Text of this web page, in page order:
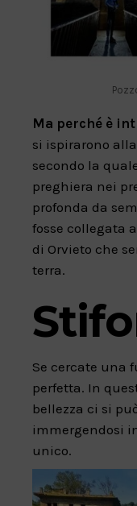
Ma perché è
si ispirarono
secondo la
preghiera nei
profonda da
fosse collegata
di Orvieto che
terra.
Se cercate una
perfetta. In
bellezza ci si
immergendosi
unico.